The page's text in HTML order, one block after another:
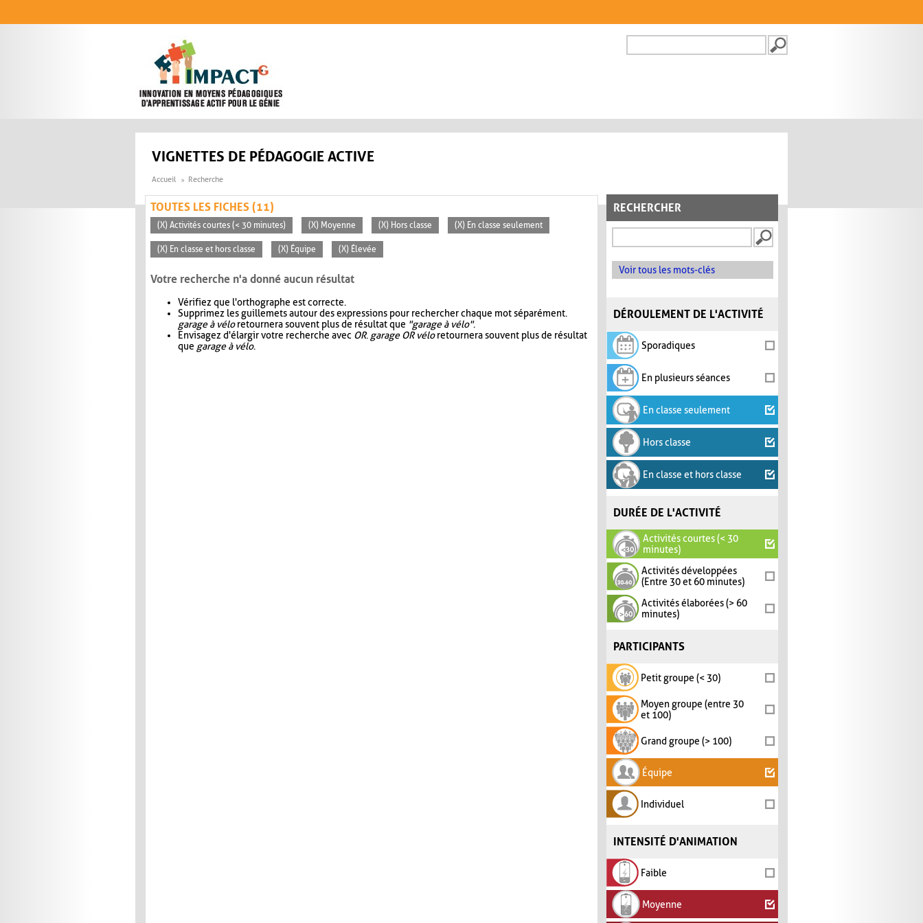
FORMULAIRE DE
VIGNETTES DE PÉDAGOGIE ACTIVE
Accueil Recherche
RECHERCHER
Voir tous les mots-clés
DÉROULEMENT DE L'ACTIVITÉ
Sporadiques
En plusieurs séances
En classe seulement
Hors classe
En classe et hors classe
DURÉE DE L'ACTIVITÉ
Activités courtes (< 30
minutes)
Activités développées
(Entre 30 et 60 minutes)
Activités élaborées (> 60
minutes)
PARTICIPANTS
Petit groupe (< 30)
Moyen groupe (entre 30
et 100)
Grand groupe (> 100)
Équipe
Individuel
INTENSITÉ D'ANIMATION
Faible
Moyenne
TOUTES LES FICHES (11)
(X) Activités courtes (< 30 minutes) (X) Moyenne (X) Hors classe (X) En classe seulement
(X) En classe et hors classe (X) Équipe (X) Élevée
Votre recherche n'a donné aucun résultat
Vérifiez que l'orthographe est correcte.
Supprimez les guillemets autour des expressions pour rechercher chaque mot séparément.
garage à véloretournera souvent plus de résultat que "garage à vélo".
Envisagez d'élargir votre recherche avec OR. garage OR véloretournera souvent plus de résultat
que garage à vélo.